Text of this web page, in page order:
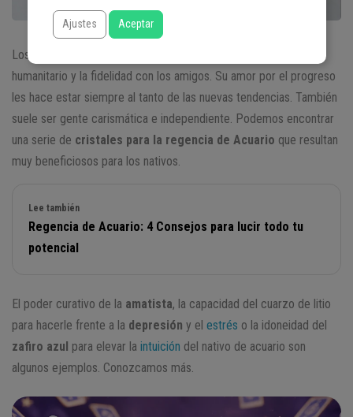
Los
humanitario y la fidelidad con los amigos. Su amor por el progreso
les hace estar siempre al tanto de las nuevas tendencias. También
suele ser gente carismática e independiente. Podemos encontrar
una serie de cristales para la regencia de Acuario que resultan
muy beneficiosos para los nativos.
Lee también
Regencia de Acuario: 4 Consejos para lucir todo tu
potencial
El poder curativo de la amatista, la capacidad del cuarzo de litio
para hacerle frente a la depresión y el estrés o la idoneidad del
zafiro azul para elevar la intuición del nativo de acuario son
algunos ejemplos. Conozcamos más.
Ajustes Aceptar